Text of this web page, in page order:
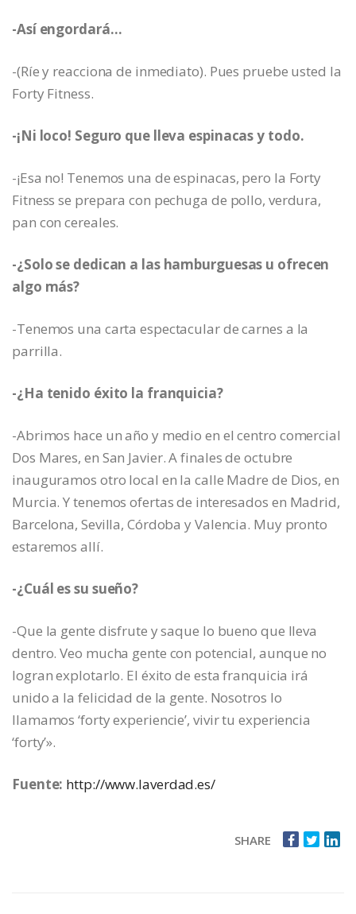
-Así engordará…
-(Ríe y reacciona de inmediato). Pues pruebe usted la
Forty Fitness.
-¡Ni loco! Seguro que lleva espinacas y todo.
-¡Esa no! Tenemos una de espinacas, pero la Forty
Fitness se prepara con pechuga de pollo, verdura,
pan con cereales.
-¿Solo se dedican a las hamburguesas u ofrecen
algo más?
-Tenemos una carta espectacular de carnes a la
parrilla.
-¿Ha tenido éxito la franquicia?
-Abrimos hace un año y medio en el centro comercial
Dos Mares, en San Javier. A finales de octubre
inauguramos otro local en la calle Madre de Dios, en
Murcia. Y tenemos ofertas de interesados en Madrid,
Barcelona, Sevilla, Córdoba y Valencia. Muy pronto
estaremos allí.
-¿Cuál es su sueño?
-Que la gente disfrute y saque lo bueno que lleva
dentro. Veo mucha gente con potencial, aunque no
logran explotarlo. El éxito de esta franquicia irá
unido a la felicidad de la gente. Nosotros lo
llamamos ‘forty experiencie’, vivir tu experiencia
‘forty’».
Fuente: http://www.laverdad.es/
SHARE